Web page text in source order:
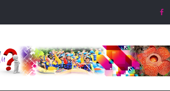
Langsung
Tim Pembina Samsat Audiensi
Pelayanan Kesamsatan